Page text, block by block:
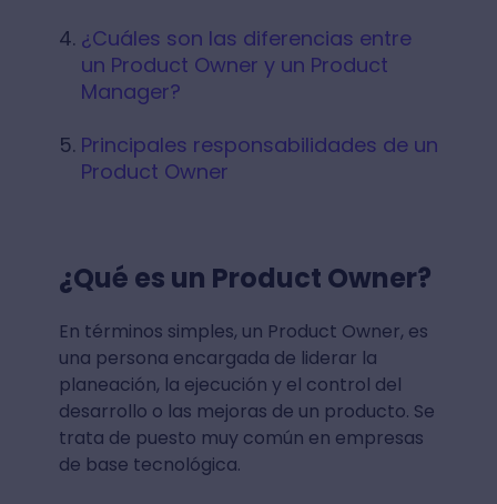
¿Cuáles son las diferencias entre
un Product Owner y un Product
Manager?
Principales responsabilidades de un
Product Owner
¿Qué es un Product Owner?
En términos simples, un Product Owner, es
una persona encargada de liderar la
planeación, la ejecución y el control del
desarrollo o las mejoras de un producto. Se
trata de puesto muy común en empresas
de base tecnológica.